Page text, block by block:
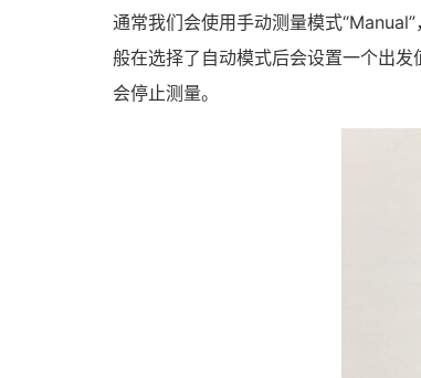
通常我们会使用手动测量模式
般在选择了自动模式后会设置一个出
会停止测量。